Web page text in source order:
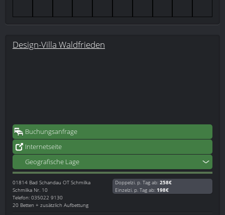
Design-Villa Waldfrieden
Buchungsanfrage
Internetseite
Geografische Lage
01814 Bad Schandau OT Schmilka
Schmilka Nr. 10
Telefon: 035022 9130
20 Betten + zusätzlich Aufbettung
Doppelzi. p. Tag ab: 258€
Einzelzi. p. Tag ab: 198€